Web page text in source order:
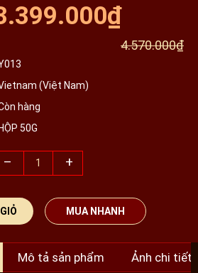
4.570.000₫
(Việt Nam)
hàng
50G
– +
MUA NHANH
Mô tả sản phẩm Ảnh chi tiết